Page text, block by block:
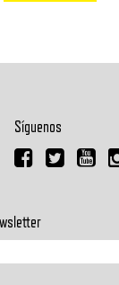
Síguenos